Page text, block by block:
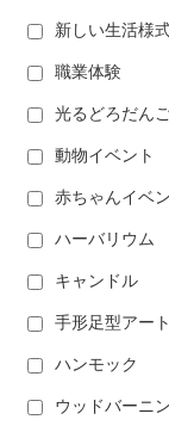
新しい生活様
職業体験
光るどろだん
動物イベント
赤ちゃんイベ
ハーバリウム
キャンドル
手形足型アート
ハンモック
ウッドバーニ